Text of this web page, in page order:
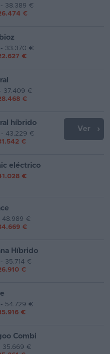
38.389 €
€
33.370 €
€
37.409 €
€
híbrido
43.229 €
€
Ver
eléctrico
€
48.989 €
€
Híbrido
35.714 €
€
54.729 €
€
Combi
35.669 €